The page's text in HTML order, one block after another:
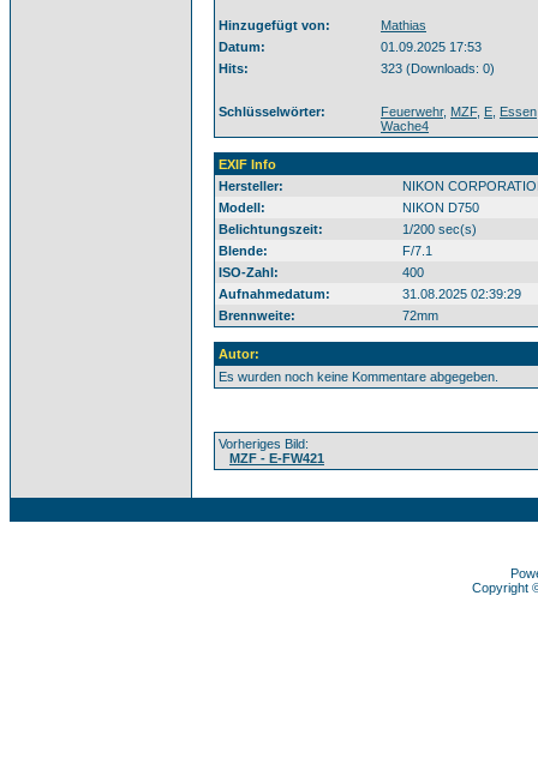
Hinzugefügt von:
Mathias
Datum:
01.09.2025 17:53
Hits:
323 (Downloads: 0)
Schlüsselwörter: Feuerwehr, MZF, E Essen
Wache4
EXIF Info
Hersteller:
NIKON
Modell:
NIKON D750
Belichtungszeit:
1/200 sec(s)
Blende:
F/7.1
ISO-Zahl:
400
Aufnahmedatum:
31.08.2025 02:39:29
Brennweite:
72mm
Autor:
Es wurden noch keine Kommentare abgegeben.
Vorheriges Bild:
MZF - E-FW421
Copyright